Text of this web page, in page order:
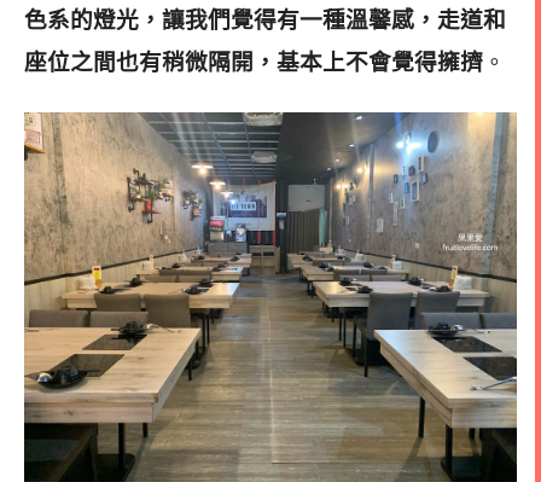
色系的燈光，讓我們覺得有一種溫馨感，走道和
座位之間也有稍微隔開，基本上不會覺得擁擠 。